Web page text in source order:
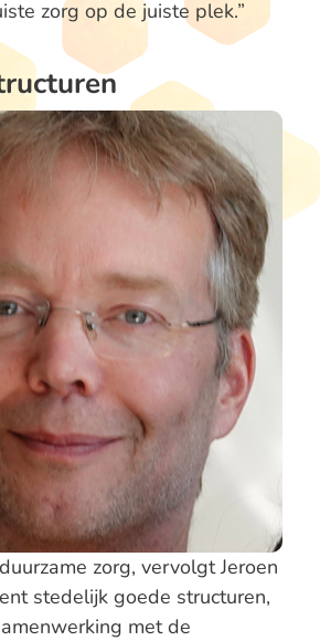
zorg op de juiste plek.”
zorg, vervolgt Jeroen
stedelijk goede structuren,
met de